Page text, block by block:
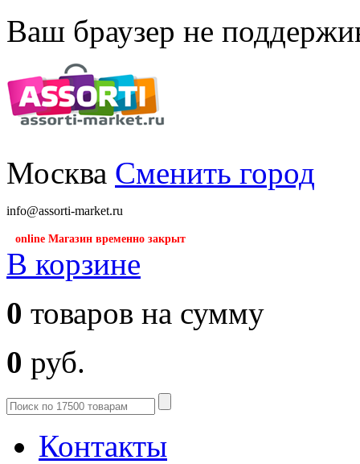
Ваш браузер не
Москва Сменить город
info@assorti-market.ru
online Магазин временно закрыт
В корзине
0 товаров на сумму
0 руб.
Контакты